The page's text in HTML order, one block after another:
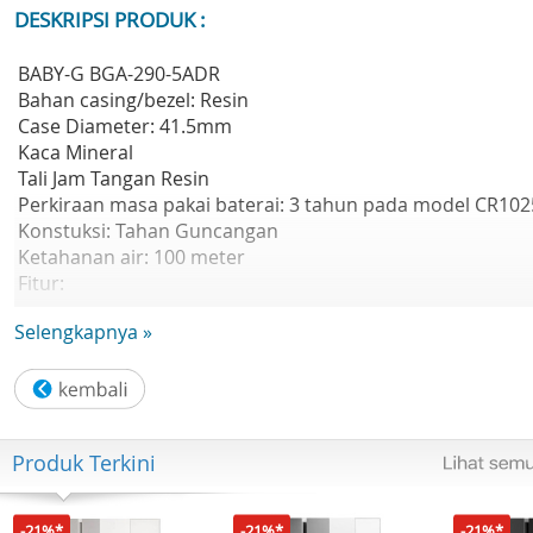
DESKRIPSI PRODUK :
BABY-G BGA-290-5ADR
Bahan casing/bezel: Resin
Case Diameter: 41.5mm
Kaca Mineral
Tali Jam Tangan Resin
Perkiraan masa pakai baterai: 3 tahun pada model
Konstuksi: Tahan Guncangan
Ketahanan air: 100 meter
Fitur:
terkoordinasi), tampilan kode kota, tampilan nama kota,
panas (DST) otomatis
- Stopwatch 1/100 detik Kapasitas pengukuran:
00'00'00~59'59'99 (untuk 60 menit pertama)
1:00'00~23:59'59 (setelah 60 menit) Unit pengukuran: 1/
detik (untuk 60 menit pertama) 10 detik (setelah 60
Mode pengukuran: Waktu berlalu, waktu split
Selengkapnya »
Produk Terkini